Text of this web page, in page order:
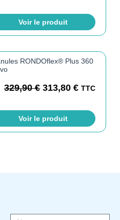
Voir le produit
RONDOflex® Plus 360
329,90€ 313,80€ TTC
Voir le produit